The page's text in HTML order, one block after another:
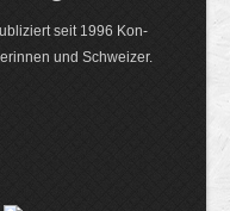
seit 1996 Kon­
und Schweizer.